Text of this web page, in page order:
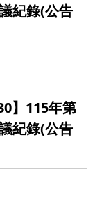
紀錄(公告
】115年第
紀錄(公告